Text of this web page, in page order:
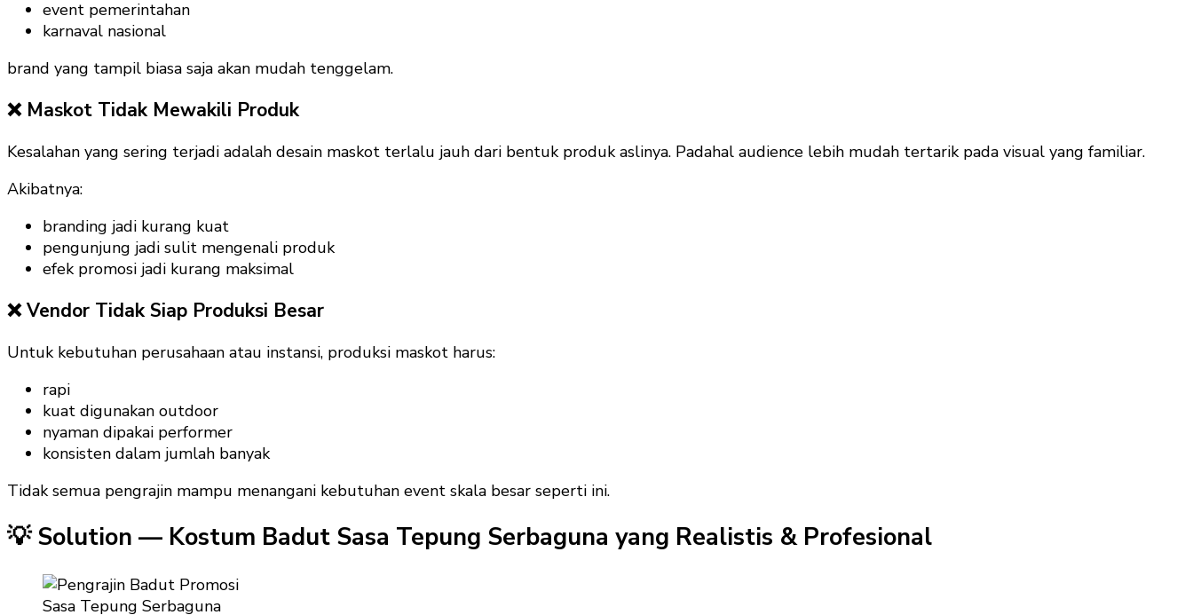
event pemerintahan
karnaval nasional
brand yang tampil biasa saja akan mudah tenggelam.
❌ Maskot Tidak Mewakili Produk
Kesalahan yang sering terjadi adalah desain maskot terlalu jauh dari bentuk produk aslinya. Padahal audience lebih mudah tertarik pada visual yang familiar.
Akibatnya:
branding jadi kurang kuat
pengunjung jadi sulit mengenali produk
efek promosi jadi kurang maksimal
❌ Vendor Tidak Siap Produksi Besar
Untuk kebutuhan perusahaan atau instansi, produksi maskot harus:
rapi
kuat digunakan outdoor
nyaman dipakai performer
konsisten dalam jumlah banyak
Tidak semua pengrajin mampu menangani kebutuhan event skala besar seperti ini.
💡 Solution — Kostum Badut Sasa Tepung Serbaguna yang Realistis & Profesional